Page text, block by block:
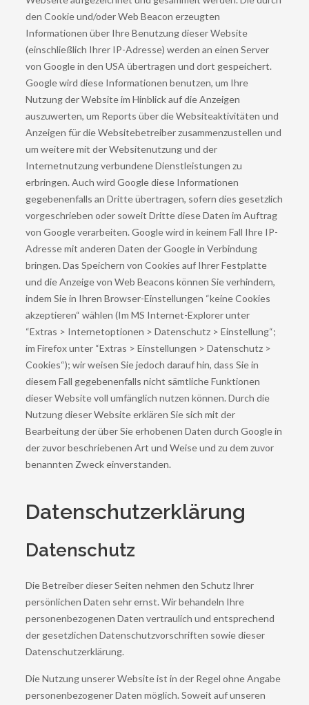
den Cookie und/oder Web Beacon erzeugten
Informationen über Ihre Benutzung dieser Website
(einschließlich Ihrer IP-Adresse) werden an einen Server
von Google in den USA übertragen und dort gespeichert.
Google wird diese Informationen benutzen, um Ihre
Nutzung der Website im Hinblick auf die Anzeigen
auszuwerten, um Reports über die Websiteaktivitäten und
Anzeigen für die Websitebetreiber zusammenzustellen und
um weitere mit der Websitenutzung und der
Internetnutzung verbundene Dienstleistungen zu
erbringen. Auch wird Google diese Informationen
gegebenenfalls an Dritte übertragen, sofern dies gesetzlich
vorgeschrieben oder soweit Dritte diese Daten im Auftrag
von Google verarbeiten. Google wird in keinem Fall Ihre IP-
Adresse mit anderen Daten der Google in Verbindung
bringen. Das Speichern von Cookies auf Ihrer Festplatte
und die Anzeige von Web Beacons können Sie verhindern,
indem Sie in Ihren Browser-Einstellungen “keine Cookies
akzeptieren“ wählen (Im MS Internet-Explorer unter
“Extras > Internetoptionen > Datenschutz > Einstellung“;
im Firefox unter “Extras > Einstellungen > Datenschutz >
Cookies“); wir weisen Sie jedoch darauf hin, dass Sie in
diesem Fall gegebenenfalls nicht sämtliche Funktionen
dieser Website voll umfänglich nutzen können. Durch die
Nutzung dieser Website erklären Sie sich mit der
Bearbeitung der über Sie erhobenen Daten durch Google in
der zuvor beschriebenen Art und Weise und zu dem zuvor
benannten Zweck einverstanden.
Datenschutzerklärung
Datenschutz
Die Betreiber dieser Seiten nehmen den Schutz Ihrer
persönlichen Daten sehr ernst. Wir behandeln Ihre
personenbezogenen Daten vertraulich und entsprechend
der gesetzlichen Datenschutzvorschriften sowie dieser
Datenschutzerklärung.
Die Nutzung unserer Website ist in der Regel ohne Angabe
personenbezogener Daten möglich. Soweit auf unseren